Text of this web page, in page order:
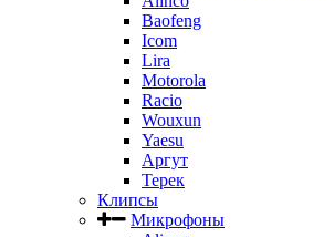
Baofeng
Icom
Lira
Motorola
Racio
Wouxun
Yaesu
Аргут
Терек
Клипсы
Микрофоны